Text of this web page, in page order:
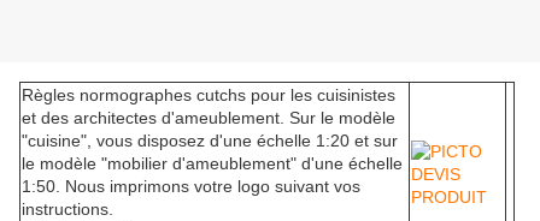
Règles normographes cutchs pour les cuisinistes
et des architectes d'ameublement. Sur le modèle
"cuisine", vous disposez d'une échelle 1:20 et sur
le modèle "mobilier d'ameublement" d'une échelle
1:50. Nous imprimons votre logo suivant vos
instructions.